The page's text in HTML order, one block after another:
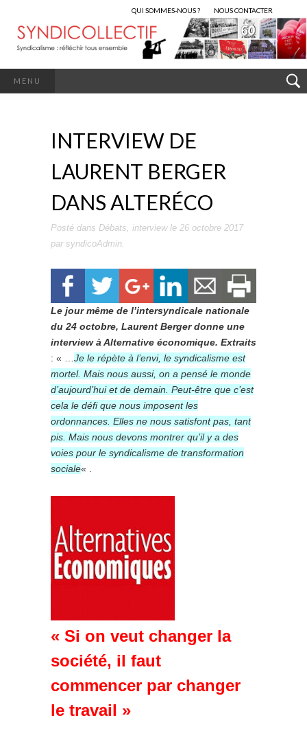
QUI SOMMES-NOUS ? NOUS CONTACTER
MENU
INTERVIEW DE
LAURENT BERGER
DANS ALTERÉCO
Posté dans Débats, interviewle 26 octobre 2017
par syndicoAdmin.
Le jour même de l’intersyndicale nationale
du 24 octobre, Laurent Berger donne une
interview à Alternative économique. Extraits
: « … Je le répète à l’envi, le syndicalisme est
mortel. Mais nous aussi, on a pensé le monde
d’aujourd’hui et de demain. Peut-être que c’est
cela le défi que nous imposent les
ordonnances. Elles ne nous satisfont pas, tant
pis. Mais nous devons montrer qu’il y a des
voies pour le syndicalisme de transformation
sociale« .
« Si on veut changer la
société, il faut
commencer par changer
le travail »